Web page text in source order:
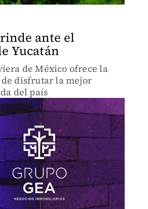
ante el
Yucatán
de México ofrece la
disfrutar la mejor
del país